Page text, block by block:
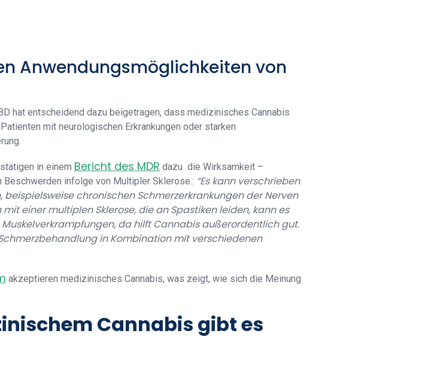
Anwendungsmöglichkeiten von
hat entscheidend dazu beigetragen, dass medizinisches Cannabis
mit neurologischen Erkrankungen oder starken
in einem Bericht des MDR dazu die Wirksamkeit –
infolge von Multipler Sklerose.: “Es kann verschrieben
chronischen Schmerzerkrankungen der Nerven
einer multiplen Sklerose, die an Spastiken leiden, kann es
da hilft Cannabis außerordentlich gut.
in Kombination mit verschiedenen
akzeptieren medizinisches Cannabis, was zeigt, wie sich die Meinung
Cannabis gibt es